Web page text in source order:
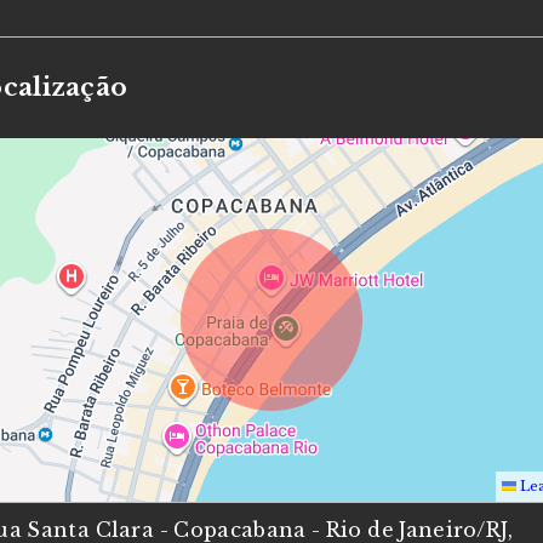
Santa Clara - Copacabana - Rio de Janeiro/RJ,